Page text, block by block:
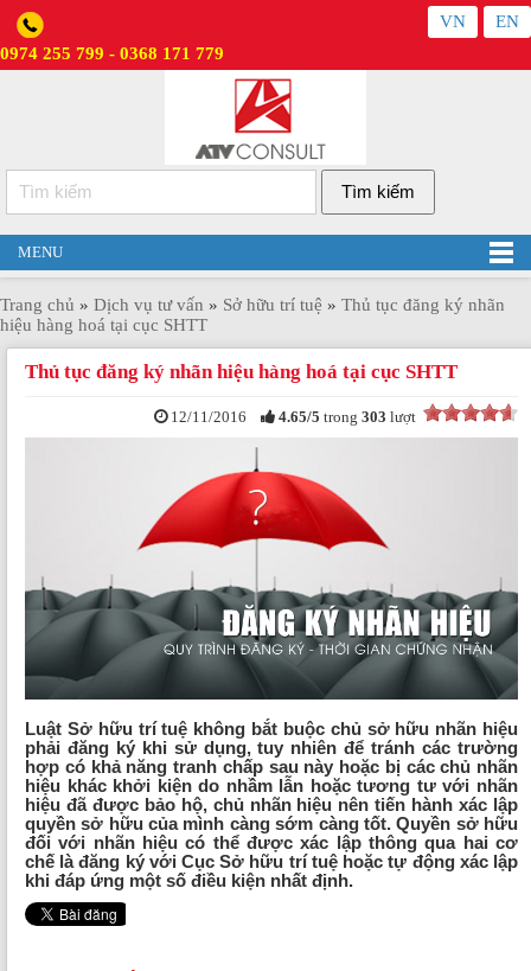
0974 255 799 - 0368 171 779
VN EN
MENU
Trang chủ » Dịch vụ tư vấn » Sở hữu trí tuệ » Thủ tục đăng ký nhãn
hiệu hàng hoá tại cục SHTT
Thủ tục đăng ký nhãn hiệu hàng hoá tại cục SHTT
12/11/2016 4.65/5 trong 303 lượt
Luật Sở hữu trí tuệ không bắt buộc chủ sở hữu nhãn hiệu
phải đăng ký khi sử dụng, tuy nhiên để tránh các trường
hợp có khả năng tranh chấp sau này hoặc bị các chủ nhãn
hiệu khác khởi kiện do nhầm lẫn hoặc tương tư với nhãn
hiệu đã được bảo hộ, chủ nhãn hiệu nên tiến hành xác lập
quyền sở hữu của mình càng sớm càng tốt. Quyền sở hữu
đối với nhãn hiệu có thể được xác lập thông qua hai cơ
chế là đăng ký với Cục Sở hữu trí tuệ hoặc tự động xác lập
khi đáp ứng một số điều kiện nhất định.